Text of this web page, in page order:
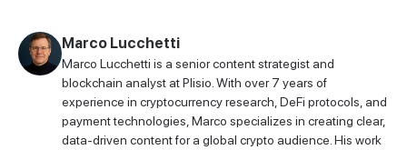
Marco Lucchetti
Marco Lucchetti is a senior content strategist and
blockchain analyst at Plisio. With over 7 years of
experience in cryptocurrency research, DeFi protocols, and
payment technologies, Marco specializes in creating clear,
data-driven content for a global crypto audience. His work